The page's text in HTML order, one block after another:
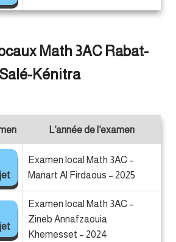
Math 3AC Rabat-
Salé-Kénitra
L’année de l’examen
Examen local Math 3AC –
Manart Al Firdaous – 2025
Examen local Math 3AC –
Zineb Annafzaouia
Khemesset – 2024